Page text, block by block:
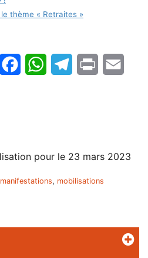
thème « Retraites »
FacebookWhatsAppTelegram
Print
pour le 23 mars 2023
manifestations, mobilisations